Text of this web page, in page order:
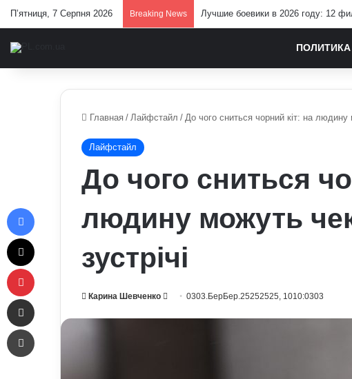
П’ятниця, 7 Серпня 2026 Breaking News Лучшие боевики в 2026 году: 12
ПОЛИТИКА
Главная / Лайфстайл / До чого сниться чорний кіт: на людину
Лайфстайл
До чого сниться
людину можуть
зустрічі
Карина Шевченко
Send0303.БерБер.25252525, 1010:0303
Печать